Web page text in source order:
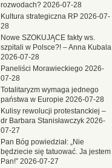
rozwodach? 2026-07-28
Kultura strategiczna RP 2026-07-
28
Nowe SZOKUJĄCE fakty ws.
szpitali w Polsce?! – Anna Kubala
2026-07-28
Paneliści Morawieckiego 2026-
07-28
Totalitaryzm wymaga jednego
państwa w Europie 2026-07-28
Kulisy rewolucji protestanckiej –
dr Barbara Stanisławczyk 2026-
07-27
Pan Bóg powiedział: „Nie
będziecie się tatuować. Ja jestem
Pan!” 2026-07-27